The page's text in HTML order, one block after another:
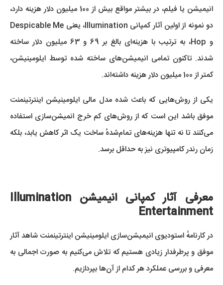
انیمیشن یا فیلم، در بیشتر مواقع بیش از 100 میلیون دلار هزینه دارد،
دو نمونه از اولین آثار کمپانی Illumination، یعنی Despicable Me
و Hop، به ترتیب با هزینه‌ای بالغ بر 69 و 63 میلیون دلار ساخته
شدند. تاکنون تمامی انیمیشن‌های ساخته شده توسط ایلومینیشن،
کمتر از 100 میلیون دلار هزینه داشته‌اند.
یکی از روش‌هایی که باعث شده مدل مالی ایلومینیشن اینترتینمنت
موفق باشد این است که از روش‌های کم خرج انمیشن‌سازی استفاده
می‌کنند تا نه تنها هزینه‌‌های تمام‌شدهٔ ساخت یک اثر کاهش یابد، بلکه
زمان رندر کامپیوتری نیز به حداقل برسد.
معرفی آثار کمپانی انیمیشن Illumination
Entertainment
در کارنامهٔ استودیوی انیمیشن‌سازی ایلومینیشن اینترتینمنت شاهد آثار
موفق و پرطرفدار زیادی هستیم که تلاش می‌کنیم به صورت اجمالی به
معرفی و بررسی عملکرد هر کدام از آن‌ها بپردازیم.